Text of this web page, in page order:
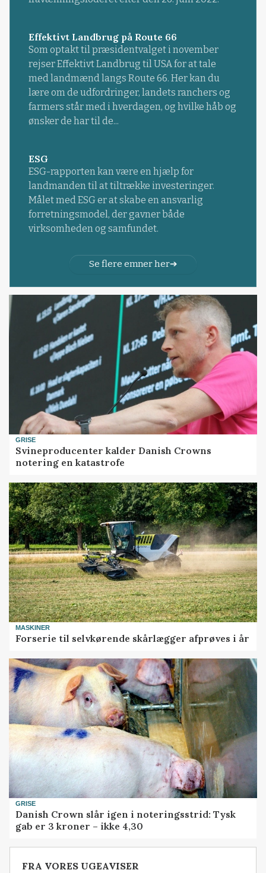
Effektivt Landbrug på Route 66
Som optakt til præsidentvalget i november
rejser Effektivt Landbrug til USA for at tale
med landmænd langs Route 66. Her kan du
lære om de udfordringer, landets ranchers og
farmers står med i hverdagen, og hvilke håb og
ønsker de har til de...
ESG
ESG-rapporten kan være en hjælp for
landmanden til at tiltrække investeringer.
Målet med ESG er at skabe en ansvarlig
forretningsmodel, der gavner både
virksomheden og samfundet.
Se flere emner her
GRISE
Svineproducenter kalder Danish Crowns
notering en katastrofe
MASKINER
Forserie til selvkørende skårlægger afprøves i år
GRISE
Danish Crown slår igen i noteringsstrid: Tysk
gab er 3 kroner – ikke 4,30
FRA VORES UGEAVISER